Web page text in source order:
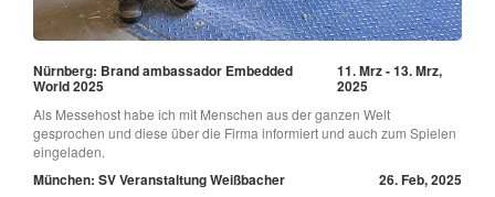
Nürnberg: Brand ambassador Embedded
World 2025
11. Mrz - 13. Mrz,
2025
Als Messehost habe ich mit Menschen aus der ganzen Welt
gesprochen und diese über die Firma informiert und auch zum Spielen
eingeladen.
München: SV Veranstaltung Weißbacher 26. Feb, 2025